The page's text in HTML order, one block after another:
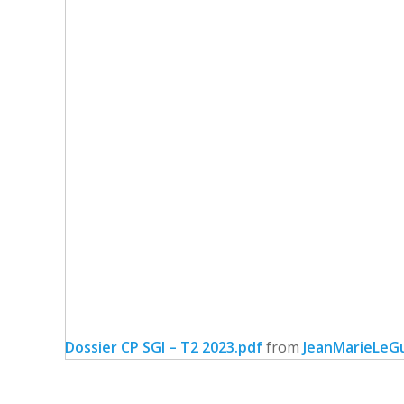
Dossier CP SGI – T2 2023.pdffrom